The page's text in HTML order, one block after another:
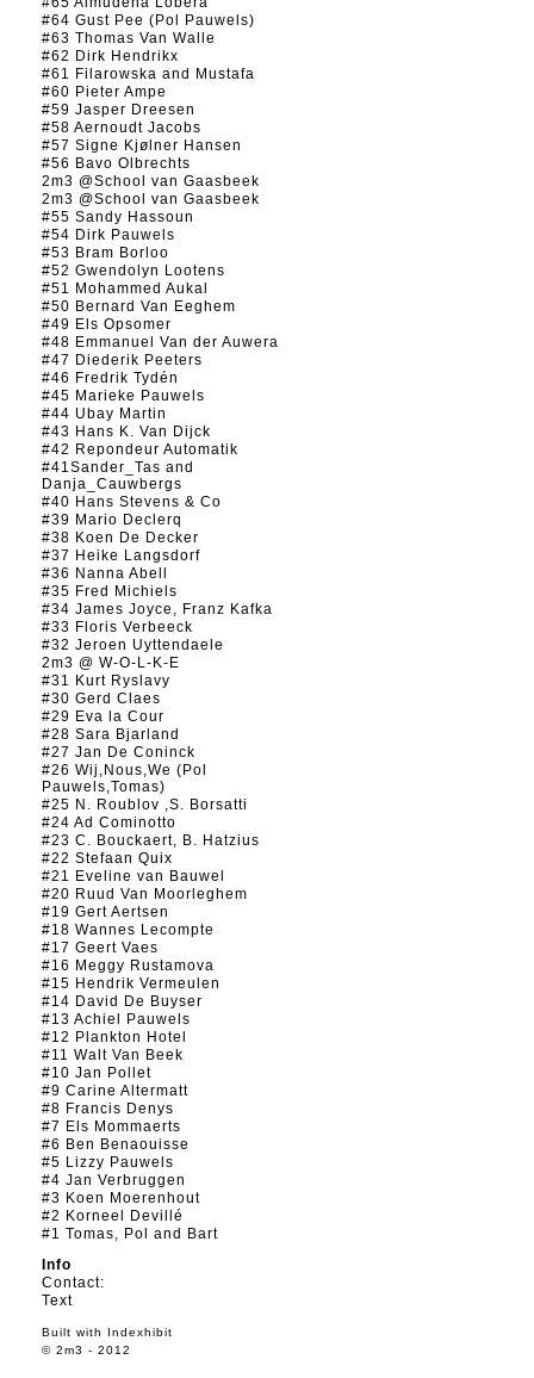
#64 Gust Pee (Pol Pauwels)
#63 Thomas Van Walle
#62 Dirk Hendrikx
#61 Filarowska and Mustafa
#60 Pieter Ampe
#59 Jasper Dreesen
#58 Aernoudt Jacobs
#57 Signe Kjølner Hansen
#56 Bavo Olbrechts
2m3 @School van Gaasbeek
2m3 @School van Gaasbeek
#55 Sandy Hassoun
#54 Dirk Pauwels
#53 Bram Borloo
#52 Gwendolyn Lootens
#51 Mohammed Aukal
#50 Bernard Van Eeghem
#49 Els Opsomer
#48 Emmanuel Van der Auwera
#47 Diederik Peeters
#46 Fredrik Tydén
#45 Marieke Pauwels
#44 Ubay Martin
#43 Hans K. Van Dijck
#42 Repondeur Automatik
#41Sander_Tas and
Danja_Cauwbergs
#40 Hans Stevens & Co
#39 Mario Declerq
#38 Koen De Decker
#37 Heike Langsdorf
#36 Nanna Abell
#35 Fred Michiels
#34 James Joyce, Franz Kafka
#33 Floris Verbeeck
#32 Jeroen Uyttendaele
2m3 @ W-O-L-K-E
#31 Kurt Ryslavy
#30 Gerd Claes
#29 Eva la Cour
#28 Sara Bjarland
#27 Jan De Coninck
#26 Wij,Nous,We (Pol
Pauwels,Tomas)
#25 N. Roublov ,S. Borsatti
#24 Ad Cominotto
#23 C. Bouckaert, B. Hatzius
#22 Stefaan Quix
#21 Eveline van Bauwel
#20 Ruud Van Moorleghem
#19 Gert Aertsen
#18 Wannes Lecompte
#17 Geert Vaes
#16 Meggy Rustamova
#15 Hendrik Vermeulen
#14 David De Buyser
#13 Achiel Pauwels
#12 Plankton Hotel
#11 Walt Van Beek
#10 Jan Pollet
#9 Carine Altermatt
#8 Francis Denys
#7 Els Mommaerts
#6 Ben Benaouisse
#5 Lizzy Pauwels
#4 Jan Verbruggen
#3 Koen Moerenhout
#2 Korneel Devillé
#1 Tomas, Pol and Bart
Info
Contact:
Text
Built with Indexhibit
© 2m3 - 2012